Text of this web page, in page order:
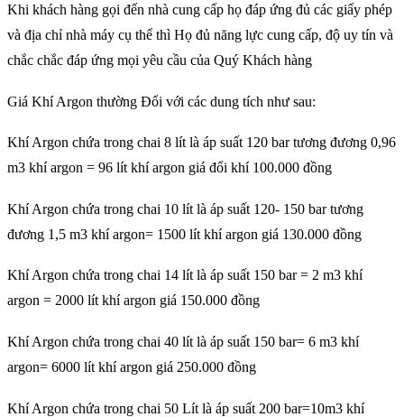
Khi khách hàng gọi đến nhà cung cấp họ đáp ứng đủ các giấy phép
và địa chỉ nhà máy cụ thể thì Họ đủ năng lực cung cấp, độ uy tín và
chắc chắc đáp ứng mọi yêu cầu của Quý Khách hàng
Giá Khí Argon thường Đổi với các dung tích như sau:
Khí Argon chứa trong chai 8 lít là áp suất 120 bar tương đương 0,96
m3 khí argon = 96 lít khí argon giá đổi khí 100.000 đồng
Khí Argon chứa trong chai 10 lít là áp suất 120- 150 bar tương
đương 1,5 m3 khí argon= 1500 lít khí argon giá 130.000 đồng
Khí Argon chứa trong chai 14 lít là áp suất 150 bar = 2 m3 khí
argon = 2000 lít khí argon giá 150.000 đồng
Khí Argon chứa trong chai 40 lít là áp suất 150 bar= 6 m3 khí
argon= 6000 lít khí argon giá 250.000 đồng
Khí Argon chứa trong chai 50 Lít là áp suất 200 bar=10m3 khí